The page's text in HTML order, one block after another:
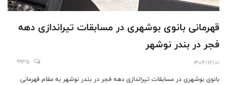
قهرمانی بانوی بوشهری در مسابقات تیراندازی دهه
فجر در بندر نوشهر
1404/12/01
9935
بانوی بوشهری در مسابقات تیراندازی دهه فجر در بندر نوشهر به مقام قهرمانی